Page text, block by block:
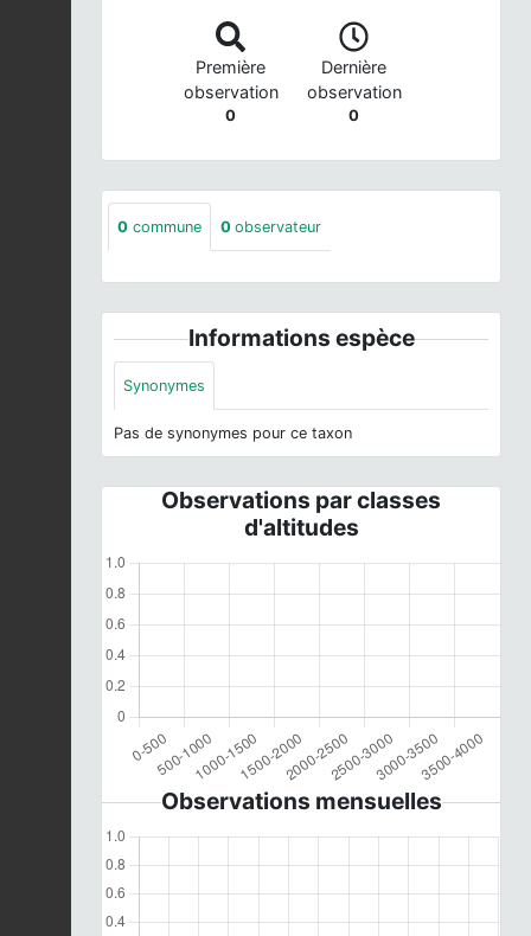
Première
observation
0
Dernière
observation
0
0 commune 0 observateur
Informations espèce
Synonymes
Pas de synonymes pour ce taxon
Observations par classes
d'altitudes
Observations mensuelles